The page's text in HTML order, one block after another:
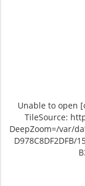
Unable to open
TileSource:
DeepZoom=/var/
D978C8DF2DFB/